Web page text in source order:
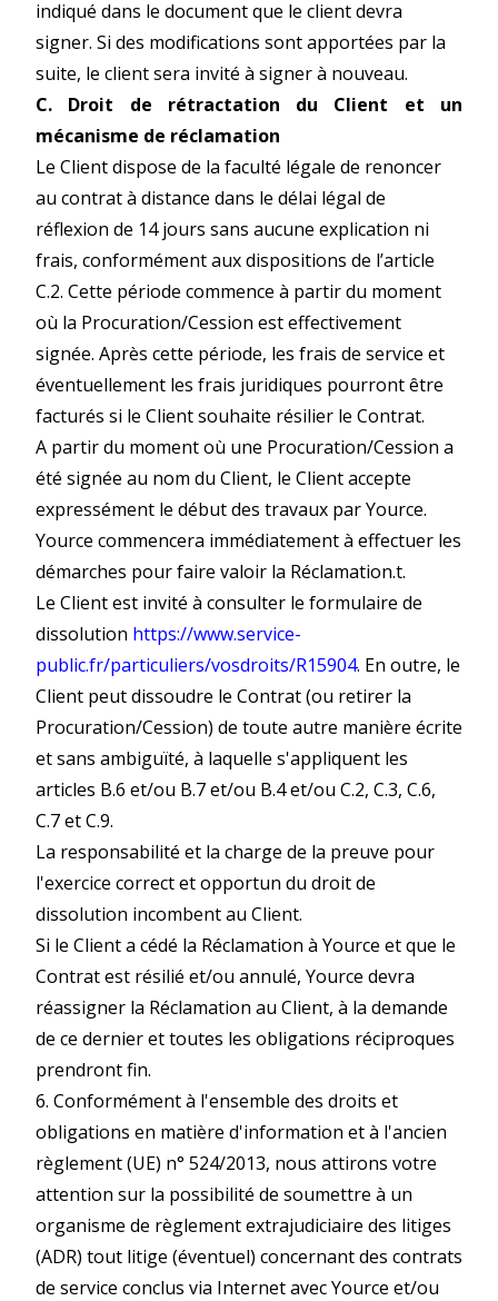
indiqué dans le document que le client devra
signer. Si des modifications sont apportées par la
suite, le client sera invité à signer à nouveau.
C. Droit de rétractation du Client et un
mécanisme de réclamation
Le Client dispose de la faculté légale de renoncer
au contrat à distance dans le délai légal de
réflexion de 14 jours sans aucune explication ni
frais, conformément aux dispositions de l’article
C.2. Cette période commence à partir du moment
où la Procuration/Cession est effectivement
signée. Après cette période, les frais de service et
éventuellement les frais juridiques pourront être
facturés si le Client souhaite résilier le Contrat.
A partir du moment où une Procuration/Cession a
été signée au nom du Client, le Client accepte
expressément le début des travaux par Yource.
Yource commencera immédiatement à effectuer les
démarches pour faire valoir la Réclamation.t.
Le Client est invité à consulter le formulaire de
dissolution https://www.service-
public.fr/particuliers/vosdroits/R15904. En outre, le
Client peut dissoudre le Contrat (ou retirer la
Procuration/Cession) de toute autre manière écrite
et sans ambiguïté, à laquelle s'appliquent les
articles B.6 et/ou B.7et/ou B.4 et/ou C.2, C.3, C.6,
C.7et C.9.
La responsabilité et la charge de la preuve pour
l'exercice correct et opportun du droit de
dissolution incombent au Client.
Si le Client a cédé la Réclamation à Yource et que le
Contrat est résilié et/ou annulé, Yource devra
réassigner la Réclamation au Client, à la demande
de ce dernier et toutes les obligations réciproques
prendront fin.
6. Conformément à l'ensemble des droits et
obligations en matière d'information et à l'ancien
règlement (UE) n° 524/2013, nous attirons votre
attention sur la possibilité de soumettre à un
organisme de règlement extrajudiciaire des litiges
(ADR) tout litige (éventuel) concernant des contrats
de service conclus via Internet avec Yource et/ou